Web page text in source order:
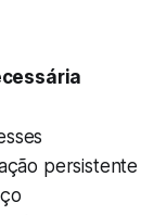
persistente